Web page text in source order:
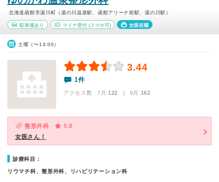
北海道函館市湯川町（湯の川温泉駅、函館アリーナ前駅、湯の川駅）
駐車場あり マイナ受付(スマホ可) 女医在籍
土曜（〜13:00）
3.44
1件
アクセス数 7月:122 | 6月:162
整形外科
5.0
女医さん！
診療科目：
リウマチ科、整形外科、リハビリテーション科